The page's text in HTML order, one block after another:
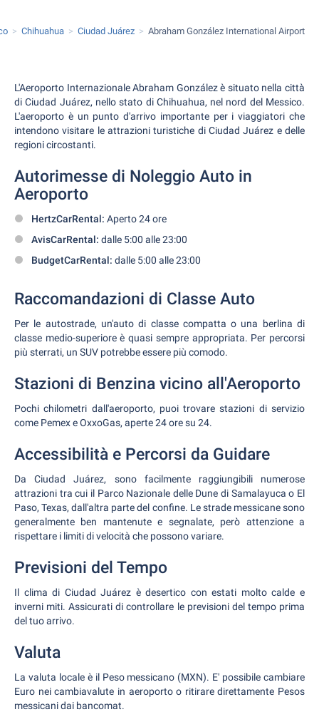
Chihuahua Ciudad Juárez Abraham González International Airport
L'Aeroporto Internazionale Abraham González è situato nella città
di Ciudad Juárez, nello stato di Chihuahua, nel nord del Messico.
L'aeroporto è un punto d'arrivo importante per i viaggiatori che
intendono visitare le attrazioni turistiche di Ciudad Juárez e delle
regioni circostanti.
Autorimesse di Noleggio Auto in
Aeroporto
HertzCarRental: Aperto 24 ore
AvisCarRental: dalle 5:00 alle 23:00
BudgetCarRental: dalle 5:00 alle 23:00
Raccomandazioni di Classe Auto
Per le autostrade, un'auto di classe compatta o una berlina di
classe medio-superiore è quasi sempre appropriata. Per percorsi
più sterrati, un SUV potrebbe essere più comodo.
Stazioni di Benzina vicino all'Aeroporto
Pochi chilometri dall'aeroporto, puoi trovare stazioni di servizio
come Pemex e OxxoGas, aperte 24 ore su 24.
Accessibilità e Percorsi da Guidare
Da Ciudad Juárez, sono facilmente raggiungibili numerose
attrazioni tra cui il Parco Nazionale delle Dune di Samalayuca o El
Paso, Texas, dall'altra parte del confine. Le strade messicane sono
generalmente ben mantenute e segnalate, però attenzione a
rispettare i limiti di velocità che possono variare.
Previsioni del Tempo
Il clima di Ciudad Juárez è desertico con estati molto calde e
inverni miti. Assicurati di controllare le previsioni del tempo prima
del tuo arrivo.
Valuta
La valuta locale è il Peso messicano (MXN). E' possibile cambiare
Euro nei cambiavalute in aeroporto o ritirare direttamente Pesos
messicani dai bancomat.